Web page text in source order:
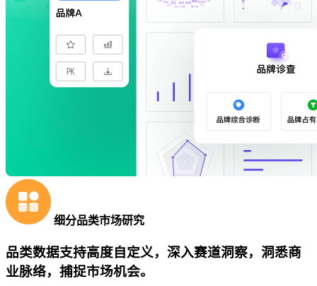
细分品类市场研究
品类数据支持高度自定义，深入赛道洞察，洞悉商
业脉络，捕捉市场机会。